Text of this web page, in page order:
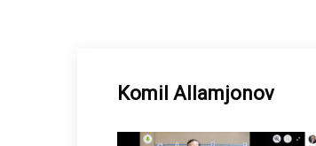
Komil Allamjonov